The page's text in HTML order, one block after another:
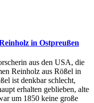
in Ostpreußen
aus den USA, die
Reinholz aus Rößel in
ist denkbar schlecht,
erhalten geblieben, alte
um 1850 keine große